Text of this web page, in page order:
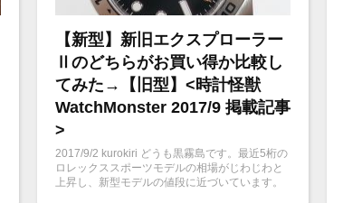
【新型】新旧エクスプローラー
Ⅱのどちらがお買い得か比較し
てみた→【旧型】<時計怪獣
WatchMonster 2017/9 掲載記事
>
2017/9/2 kurokiri どうも黒霧島です。最近5桁の
ロレックススポーツモデルの相場がじわじわと
上昇し、新型モデルの値段に近づいています。